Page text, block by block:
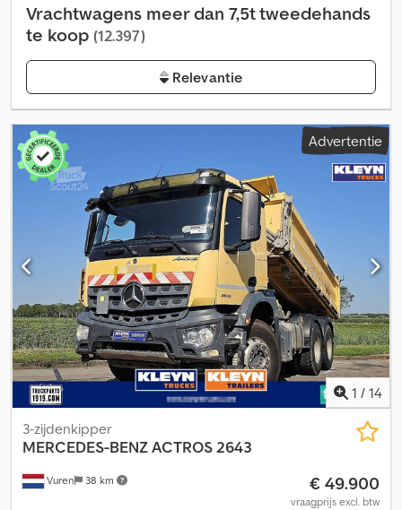
Vrachtwagens meer dan 7,5t tweedehands
te koop (12.397)
Relevantie
Advertentie
1 / 14
Vuren 38 km
3-zijdenkipper
MERCEDES-BENZACTROS 2643
€ 49.900
vraagprijs excl. btw